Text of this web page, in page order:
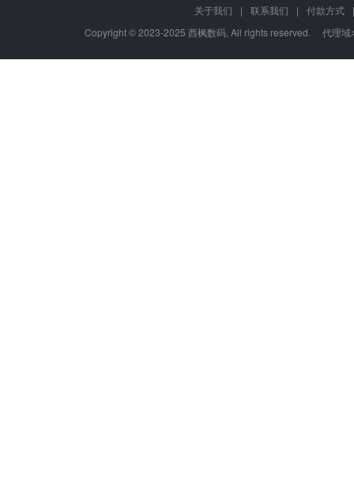
关于我们 | 联系我们 | 付款方式
|
Copyright © 2023-2025 西枫数码, All rights reserved. 代理